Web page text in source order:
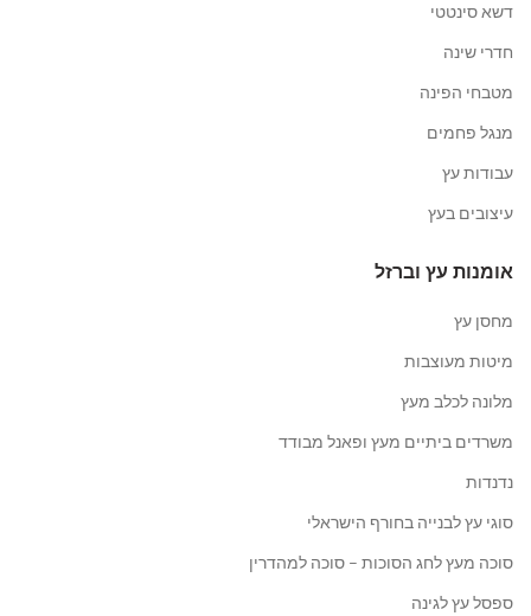
דשא סינטטי
חדרי שינה
מטבחי הפינה
מנגל פחמים
עבודות עץ
עיצובים בעץ
אומנות עץ וברזל
מחסן עץ
מיטות מעוצבות
מלונה לכלב מעץ
משרדים ביתיים מעץ ופאנל מבודד
נדנדות
סוגי עץ לבנייה בחורף הישראלי
סוכה מעץ לחג הסוכות – סוכה למהדרין
ספסל עץ לגינה